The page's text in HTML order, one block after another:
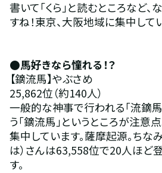
書いて「くら」と読むところなど
すね！東京、大阪地域に集中して
●馬好きなら憧れる！？
【鏑流馬】やぶさめ
25,862位（約140人）
一般的な神事で行われる「流鏑
う「鏑流馬」というところが注意
集中しています。薩摩起源。ちなみ
は）さんは63,558位で20人ほど
す。